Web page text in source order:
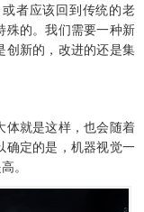
者应该回到传统的老
殊的。我们需要一种新
创新的，改进的还是集
体就是这样，也会随着
确定的是，机器视觉一
。